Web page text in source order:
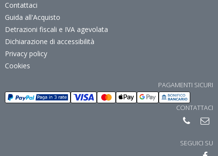
Contattaci
Guida all'Acquisto
Detrazioni fiscali e IVA agevolata
Dichiarazione di accessibilità
Privacy policy
Cookies
PAGAMENTI SICURI
CONTATTACI
SEGUICI SU